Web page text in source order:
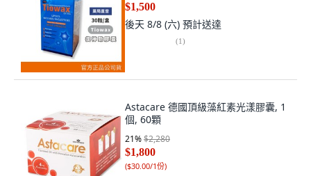
$1,500
後天 8/8 (六) 預計送達
(1)
Astacare 德國頂級藻紅素光漾膠囊, 1
個, 60顆
21%$2,280
$1,800
($30.00/1份)